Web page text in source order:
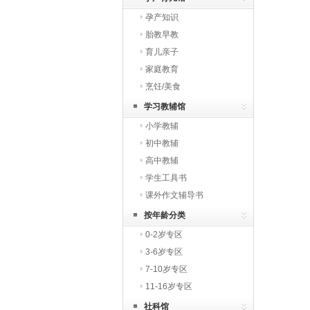
孕产知识
胎教早教
育儿亲子
家庭教育
烹饪/美食
学习教辅馆
小学教辅
初中教辅
高中教辅
学生工具书
课外作文辅导书
按年龄分类
0-2岁专区
3-6岁专区
7-10岁专区
11-16岁专区
社科馆